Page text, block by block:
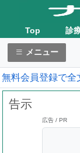
Top 診
メニュー
無料会員登録で全
告示
広告 / PR